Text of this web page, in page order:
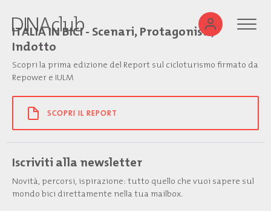
ITALIA IN BICI - Scenari, Protagonisti,
Indotto
Scopri la prima edizione del Report sul cicloturismo firmato da
Repower e IULM
SCOPRI IL REPORT
Iscriviti alla newsletter
Novità, percorsi, ispirazione: tutto quello che vuoi sapere sul
mondo bici direttamente nella tua mailbox.